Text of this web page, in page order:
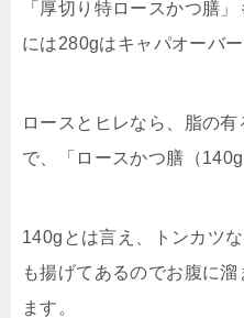
「厚切り特ロースかつ膳
には280gはキャパオーバー
ロースとヒレなら、脂の
で、「ロースかつ膳（
140gとは言え、トンカツ
も揚げてあるのでお腹に
ます。